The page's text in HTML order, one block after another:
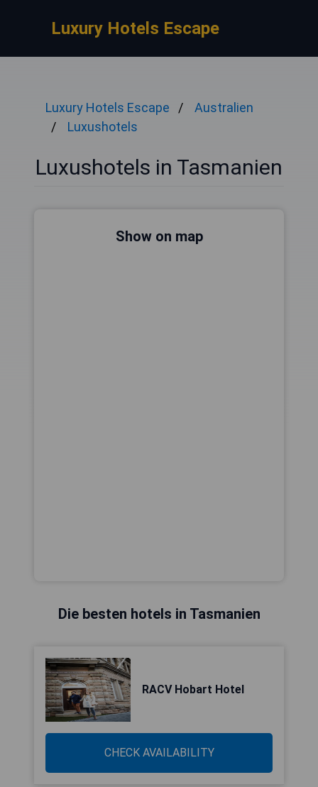
Luxury Hotels Escape
Luxury Hotels Escape
Australien
Luxushotels
Luxushotels in Tasmanien
Show on map
Die besten hotels in Tasmanien
RACV Hobart Hotel
CHECK AVAILABILITY